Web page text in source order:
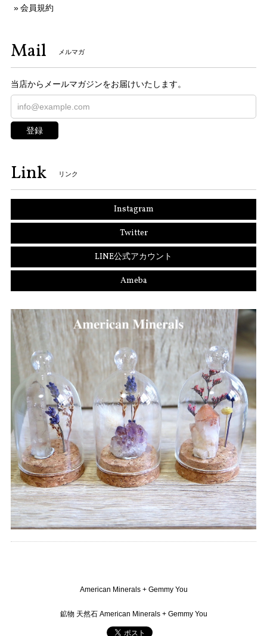
会員規約
Mail メルマガ
当店からメールマガジンをお届けいたします。
登録
Link リンク
Instagram
Twitter
LINE公式アカウント
Ameba
American Minerals + Gemmy You
鉱物 天然石 American Minerals + Gemmy You